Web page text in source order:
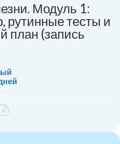
Модуль 1:
рутинные тесты и
план (запись